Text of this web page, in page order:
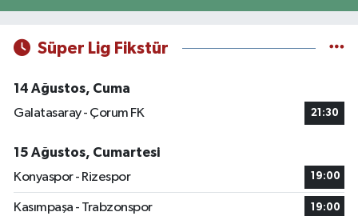
Süper Lig Fikstür
14 Ağustos, Cuma
Galatasaray - Çorum FK
21:30
15 Ağustos, Cumartesi
Konyaspor - Rizespor
19:00
Kasımpaşa - Trabzonspor 19:00